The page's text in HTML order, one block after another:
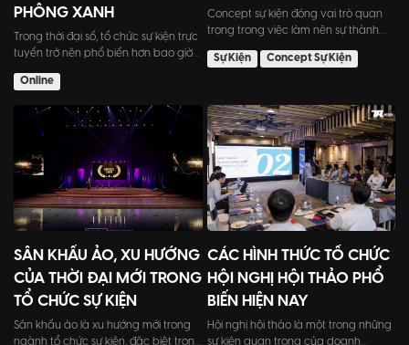
PHÔNG XANH
Trong thời đại số, tổ chức sự kiện trực
tuyến trở nên phổ biến hơn bao giờ
Online
Concept sự kiện đóng vai trò quan
trọng trong việc làm nên sự thành
Sự Kiện
Concept Sự Kiện
SÂN KHẤU ẢO, XU HƯỚNG
CỦA THỜI ĐẠI MỚI TRONG
TỔ CHỨC SỰ KIỆN
Sân khấu ảo là xu hướng mới trong
ngành tổ chức sự kiện, đặc biệt trong
CÁC HÌNH THỨC TỔ CHỨC
HỘI NGHỊ HỘI THẢO PHỔ
BIẾN HIỆN NAY
Hội nghị hội thảo là một trong những
sự kiện quan trọng của doanh